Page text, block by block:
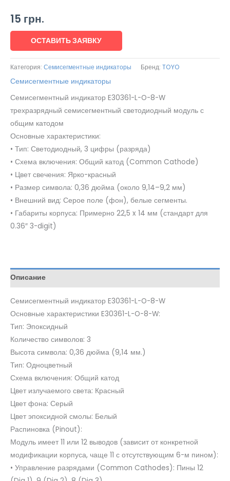
15 грн.
ОСТАВИТЬ ЗАЯВКУ
Категория: Семисегментные индикаторы Бренд: TOYO
Семисегментные индикаторы
Семисегментный индикатор E30361-L-O-8-W
трехразрядный семисегментный светодиодный модуль с
общим катодом
Основные характеристики:
• Тип: Светодиодный, 3 цифры (разряда)
• Схема включения: Общий катод (Common Cathode)
• Цвет свечения: Ярко-красный
• Размер символа: 0,36 дюйма (около 9,14–9,2 мм)
• Внешний вид: Серое поле (фон), белые сегменты.
• Габариты корпуса: Примерно 22,5 x 14 мм (стандарт для
0.36″ 3-digit)
Описание
Семисегментный индикатор E30361-L-O-8-W
Основные характеристики E30361-L-O-8-W:
Тип: Эпоксидный
Количество символов: 3
Высота символа: 0,36 дюйма (9,14 мм.)
Тип: Одноцветный
Схема включения: Общий катод
Цвет излучаемого света: Красный
Цвет фона: Серый
Цвет эпоксидной смолы: Белый
Распиновка (Pinout):
Модуль имеет 11 или 12 выводов (зависит от конкретной
модификации корпуса, чаще 11 с отсутствующим 6-м пином):
• Управление разрядами (Common Cathodes): Пины 12